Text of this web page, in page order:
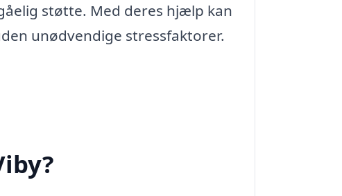
støtte. Med deres hjælp kan
unødvendige stressfaktorer.